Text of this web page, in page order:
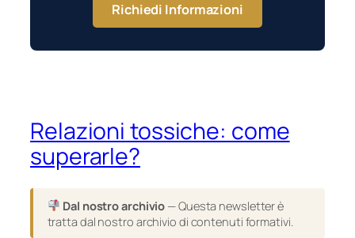
Richiedi Informazioni
Relazioni tossiche: come
superarle?
Dal nostro archivio — Questa newsletter è
tratta dal nostro archivio di contenuti formativi.